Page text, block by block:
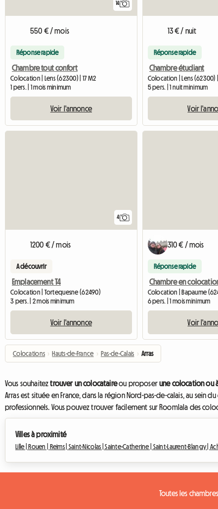
14
550 € / mois
Réponse rapide
Chambre tout confort
Colocation | Lens (62300) | 17 M2
1 pers. | 1 mois minimum
Voir l'annonce
13 € / nuit
Réponse rapide
Chambre étudiant
Colocation | Lens (62300)
5 pers. | 1 nuit minimum
Voir
4
1200 € / mois
A découvrir
Emplacement T4
Colocation | Tortequesne (62490)
3 pers. | 2 mois minimum
Voir l'annonce
310 € / mois
Réponse rapide
Colocation | Bapaume
6 pers. | 1 mois minimum
Voir
Colocations › Hauts-de-France › Pas-de-Calais › Arras
Vous souhaiteztrouver un colocataireou proposerune colocation ou
Arras est située en France, dans la région Nord-pas-de-calais, au
professionnels. Vous pouvez trouver facilement sur Roomlala des
Villes à proximité
Lille | Rouen | Reims | Saint-Nicolas |Sainte-Catherine | Saint-Laurent-Blangy |
Toutes les